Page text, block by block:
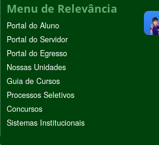
Menu de Relevância
Portal do Aluno
Portal do Servidor
Portal do Egresso
Nossas Unidades
Guia de Cursos
Processos Seletivos
Concursos
Sistemas Institucionais